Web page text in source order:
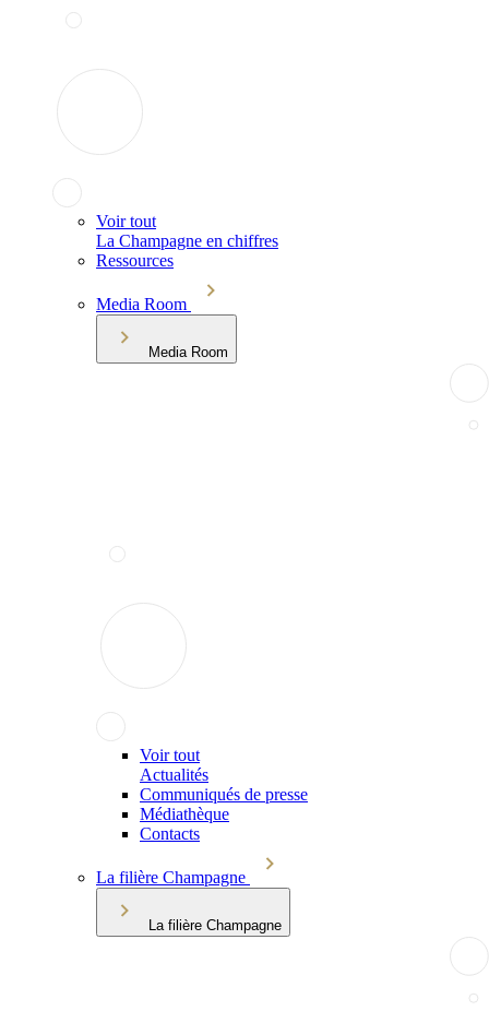
Voir tout
La Champagne en chiffres
Ressources
Media Room
Media Room
Voir tout
Actualités
Communiqués de presse
Médiathèque
Contacts
La filière Champagne
La filière Champagne